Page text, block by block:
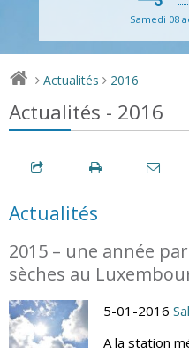
Samedi 08
> Actualités > 2016
Actualités - 2016
Actualités
2015 – une année
sèches au
5-01-2016
A la station